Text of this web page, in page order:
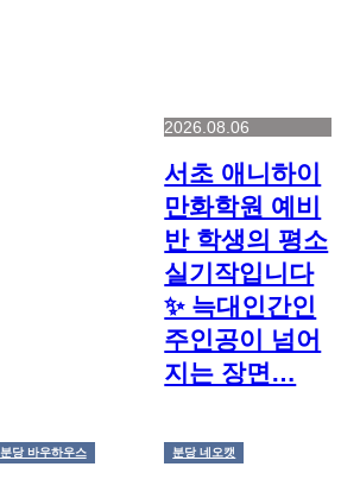
2026.08.06
서초 애니하이
만화학원 예비
반 학생의 평소
실기작입니다
✨ 늑대인간인
주인공이 넘어
지는 장면…
분당 바우하우스 분당 네오캣